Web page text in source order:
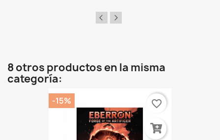
8 otros productos en la misma
categoría:
-15% favorite_border